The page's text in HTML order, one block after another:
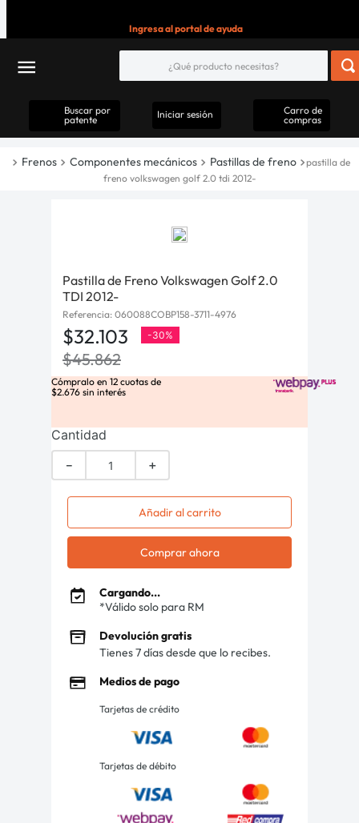
Ingresa al portal de ayuda
Buscar por
patente
Iniciar sesión
Carro de
compras
Frenos Componentes mecánicos Pastillas de freno
pastilla de
freno volkswagen golf 2.0 tdi 2012-
Pastilla de Freno Volkswagen Golf 2.0
TDI 2012-
Referencia: 060088COBP158-3711-4976
$32.103 -30%
$45.862
Cómpralo en 12 cuotas de
$2.676 sin interés
Cantidad
＋
－
Añadir al carrito
Comprar ahora
Cargando...
*Válido solo para RM
Devolución gratis
Tienes 7 días desde que lo recibes.
Medios de pago
Tarjetas de crédito
Tarjetas de débito